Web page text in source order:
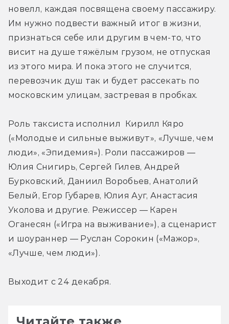
новелл, каждая посвящена своему пассажиру.
Им нужно подвести важный итог в жизни,
признаться себе или другим в чем-то, что
висит на душе тяжёлым грузом, не отпуская
из этого мира. И пока этого не случится,
перевозчик душ так и будет рассекать по
московским улицам, застревая в пробках.
Роль таксиста исполнил  Кирилл Кяро
(«Молодые и сильные выживут», «Лучше, чем
люди», «Эпидемия»). Роли пассажиров —
Юлия Снигирь, Сергей Гилев, Андрей
Бурковский, Даниил Воробьев, Анатолий
Белый, Егор Губарев, Юлия Ауг, Анастасия
Уколова и другие. Режиссер — Карен
Оганесян («Игра на выживание»), а сценарист
и шоураннер — Руслан Сорокин («Мажор»,
«Лучше, чем люди»).
Выходит с 24 декабря.
Читайте также